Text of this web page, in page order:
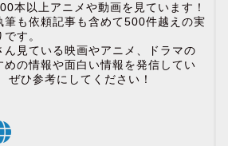
本以上アニメや動画を見ています！
筆も依頼記事も含めて500件越えの実
す。
ん見ている映画やアニメ、ドラマの
めの情報や面白い情報を発信してい
ぜひ参考にしてください！